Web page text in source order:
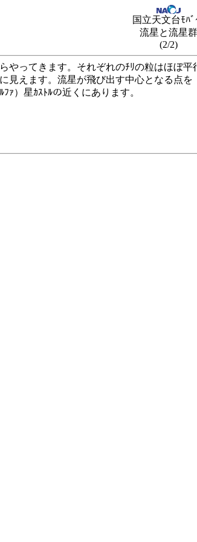
国立天文台ﾓﾊﾞ
流星と流星群
(2/2)
やってきます。それぞれのﾁﾘの粒はほぼ
見えます。流星が飛び出す中心となる点
ｧ）星ｶｽﾄﾙの近くにあります。